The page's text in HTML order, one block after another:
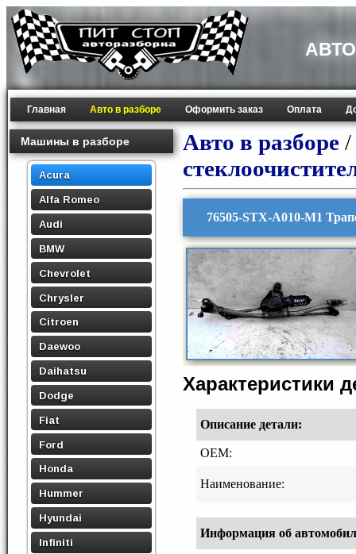
Главная Авто в разборе Оформить заказ Оплата
Машины в разборе
Acura
Alfa Romeo
Audi
BMW
Chevrolet
Chrysler
Citroen
Daewoo
Daihatsu
Dodge
Fiat
Ford
Honda
Hummer
Hyundai
Infiniti
Авто в разборе /
76505-STX-A010-M1
Характеристики
Описание детали:
OEM:
Наименование:
Информация об